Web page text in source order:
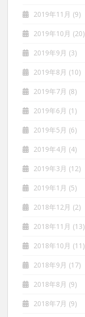
2019年11月 (9)
2019年10月 (20)
2019年9月 (3)
2019年8月 (10)
2019年7月 (8)
2019年6月 (1)
2019年5月 (6)
2019年4月 (4)
2019年3月 (12)
2019年1月 (5)
2018年12月 (2)
2018年11月 (13)
2018年10月 (11)
2018年9月 (17)
2018年8月 (9)
2018年7月 (9)